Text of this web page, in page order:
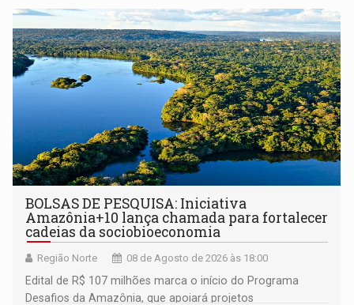
BOLSAS DE PESQUISA: Iniciativa
Amazônia+10 lança chamada para fortalecer
cadeias da sociobioeconomia
Região Norte 08 de Agosto de 2026 às 18:00
Edital de R$ 107 milhões marca o início do Programa
Desafios da Amazônia, que apoiará projetos